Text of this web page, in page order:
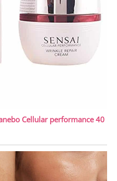
Cellular performance 40